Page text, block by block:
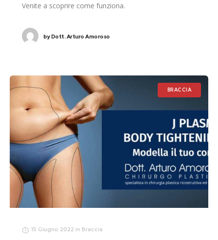
Venite a scoprire come funziona.
byDott. Arturo Amoroso
BRACCIA
15 Giugno 2022 in Braccia